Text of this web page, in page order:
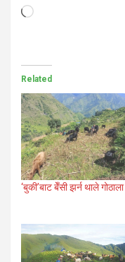
Loading…
Related
‘बुकी’बाट बेँसी झर्न थाले गोठाला